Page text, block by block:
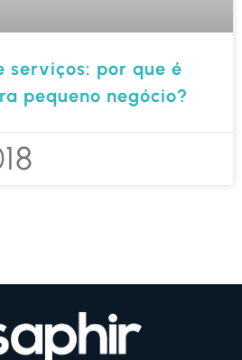
serviços: por que é
pequeno negócio?